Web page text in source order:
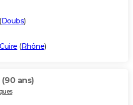
(Doubs)
(Rhône)
(90 ans)